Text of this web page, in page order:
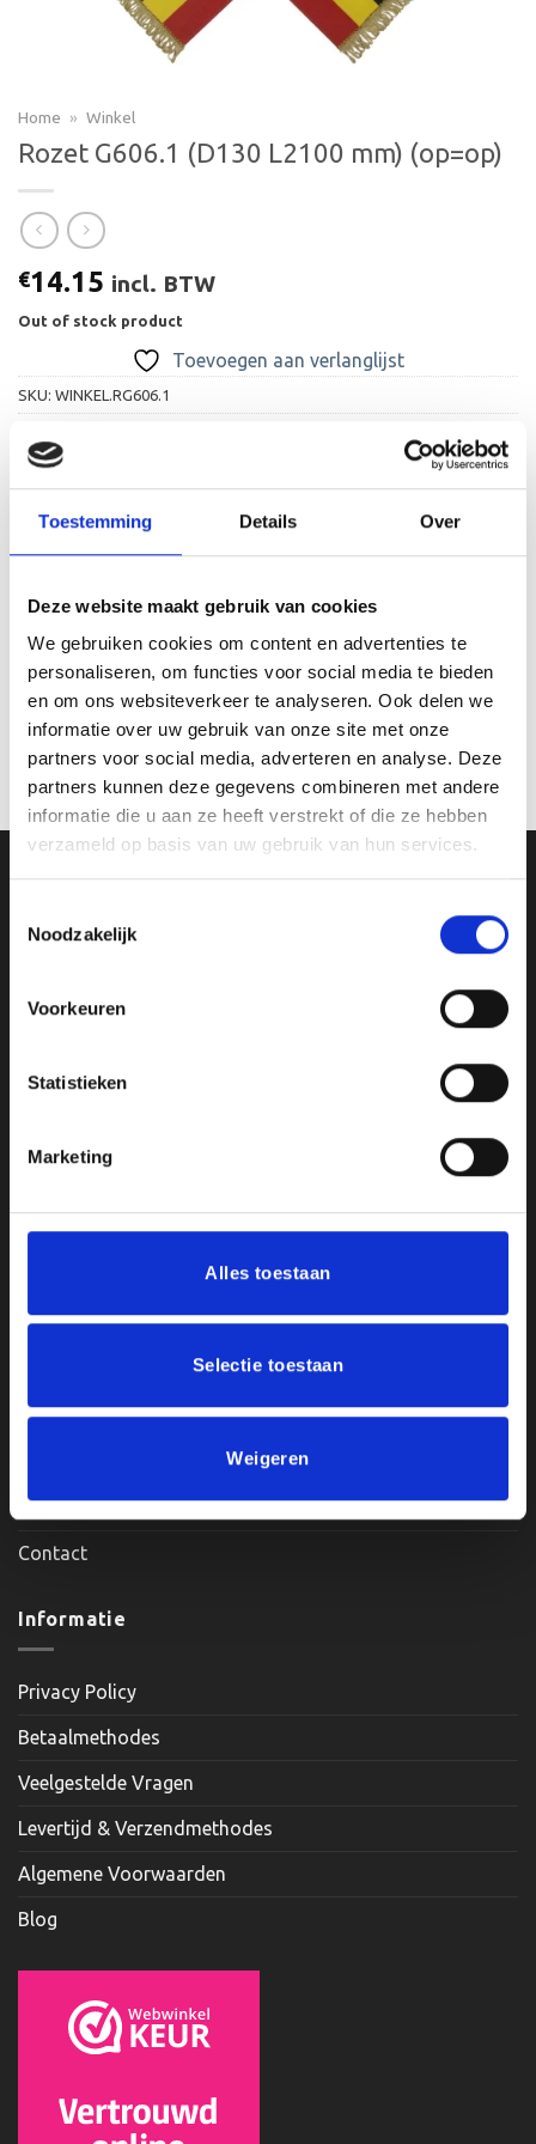
Toestemming Details Over
Deze website maakt gebruik van cookies
We gebruiken cookies om content en advertenties te
personaliseren, om functies voor social media te bieden
en om ons websiteverkeer te analyseren. Ook delen we
informatie over uw gebruik van onze site met onze
partners voor social media, adverteren en analyse. Deze
partners kunnen deze gegevens combineren met andere
informatie die u aan ze heeft verstrekt of die ze hebben
verzameld op basis van uw gebruik van hun services.
Noodzakelijk
Voorkeuren
Statistieken
Marketing
Alles toestaan
Selectie toestaan
Weigeren
Home » Winkel
Rozet G606.1 (D130 L2100 mm) (op=op)
€14.15 incl. BTW
Out of stock product
Toevoegen aan verlanglijst
SKU: WINKEL.RG606.1
BEOORDELINGEN (0)
D130 L2100 cm
Ons Adres
Van Zanden Sportprijzen
4901KM Oosterhout
Maandag, Dinsdag, Donderdag, Vrijdag: 12:00 – 17:00
Zaterdag: Op Afspraak
Mijn account
Winkelwagen
Contact
Informatie
Privacy Policy
Betaalmethodes
Veelgestelde Vragen
Levertijd & Verzendmethodes
Algemene Voorwaarden
Blog